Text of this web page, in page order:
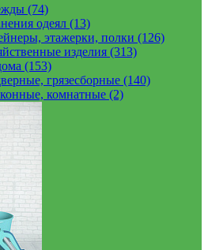
(74)
одеял (13)
этажерки, полки (126)
изделия (313)
(153)
грязесборные (140)
комнатные (2)